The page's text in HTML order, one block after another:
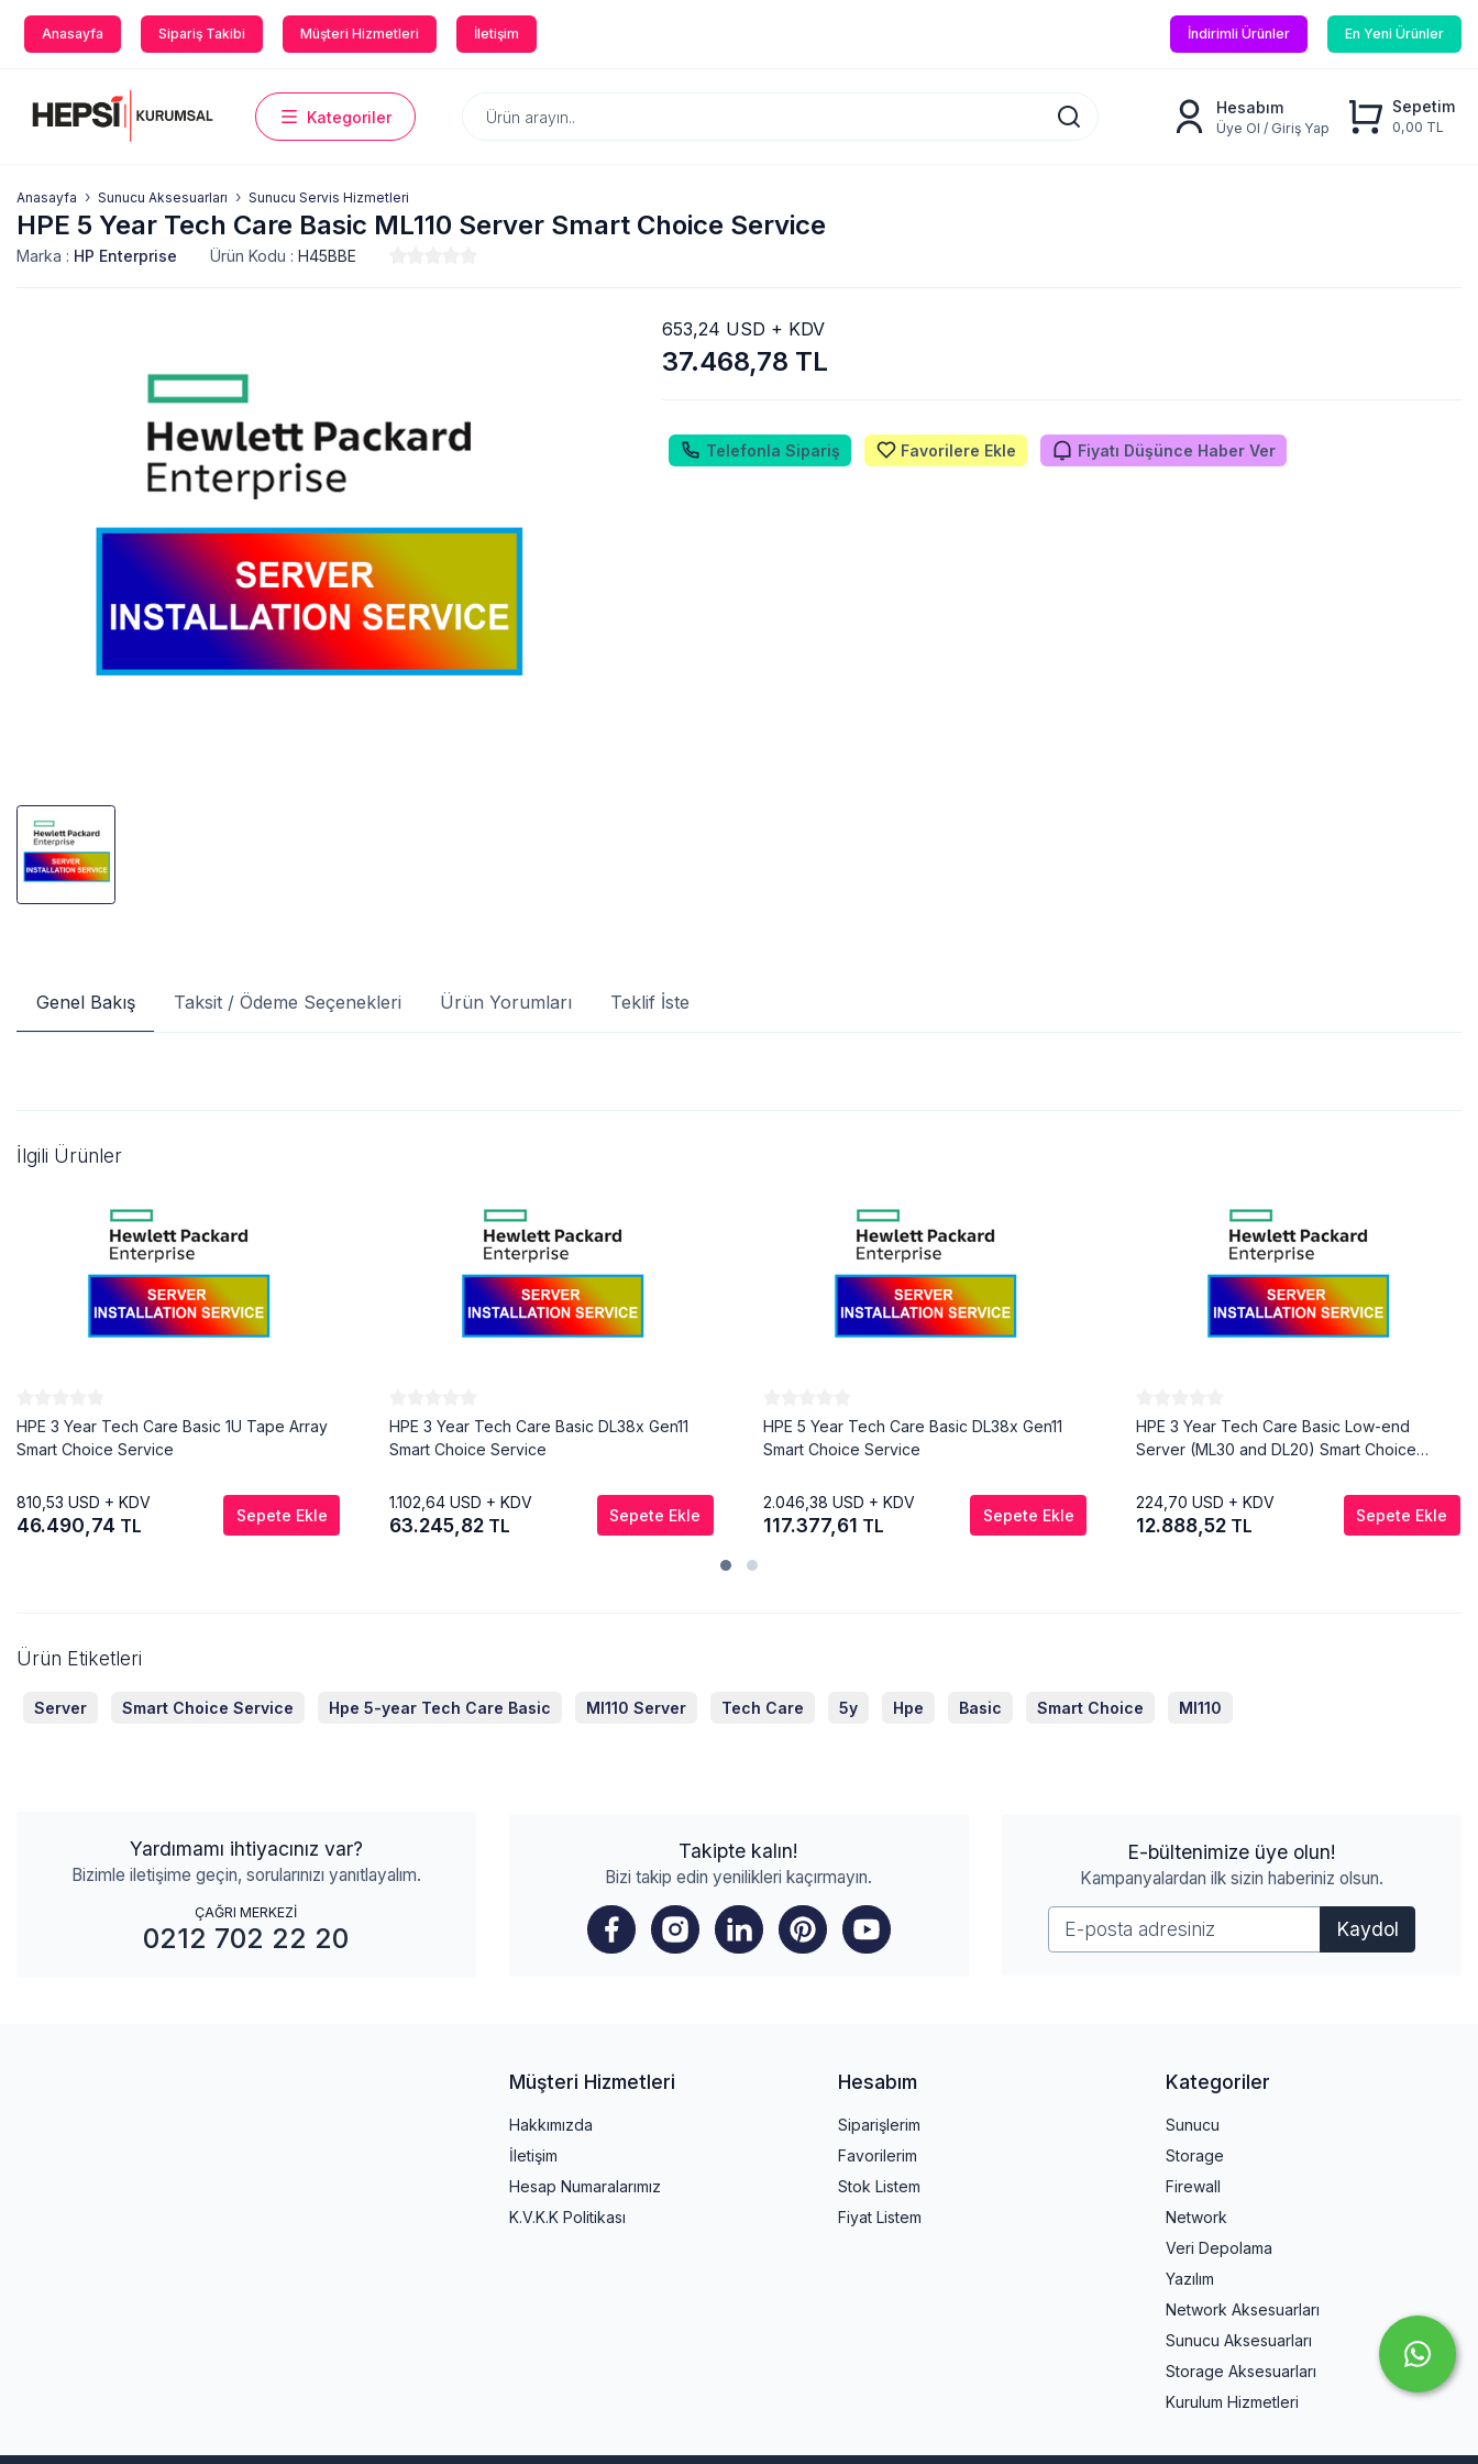
Anasayfa Sipariş Takibi Müşteri Hizmetleri İletişim İndirimli Ürünler En Yeni Ürünler
Kategoriler
Hesabım
Üye Ol / Giriş Yap
Sepetim
0,00 TL
Anasayfa Sunucu Aksesuarları Sunucu Servis Hizmetleri
HPE 5 Year Tech Care Basic ML110 Server Smart Choice Service
Marka : HP Enterprise Ürün Kodu : H45BBE
37.468,78 TL
653,24 USD + KDV
Telefonla Sipariş Favorilere Ekle Fiyatı Düşünce Haber Ver
Genel Bakış Taksit / Ödeme Seçenekleri Ürün Yorumları Teklif İste
İlgili Ürünler
HPE 3 Year Tech Care Basic 1U Tape Array
Smart Choice Service
810,53 USD + KDV
46.490,74 TL Sepete Ekle
HPE 3 Year Tech Care Basic DL38x Gen11
Smart Choice Service
1.102,64USD + KDV
63.245,82 TL Sepete Ekle
HPE 5 Year Tech Care Basic DL38x Gen11
Smart Choice Service
2.046,38 USD + KDV
117.377,61 TL Sepete Ekle
HPE 3 Year Tech Care Basic Low-end
Server (ML30 and DL20) Smart Choice
224,70USD + KDV
12.888,52 TL Sepete Ekle
Ürün Etiketleri
Server Smart Choice Service Hpe 5-year Tech Care Basic Ml110 Server Tech Care 5y Hpe Basic Smart Choice Ml110
Yardımamı ihtiyacınız var?
Bizimle iletişime geçin, sorularınızı yanıtlayalım.
ÇAĞRI MERKEZİ
0212 702 22 20
Takipte kalın!
Bizi takip edin yenilikleri kaçırmayın.
E-bültenimize üye olun!
Kampanyalardan ilk sizin haberiniz olsun.
Kaydol
Müşteri Hizmetleri
Hakkımızda
İletişim
Hesap Numaralarımız
K.V.K.K Politikası
Hesabım
Siparişlerim
Favorilerim
Stok Listem
Fiyat Listem
Kategoriler
Sunucu
Storage
Firewall
Network
Veri Depolama
Yazılım
Network Aksesuarları
Sunucu Aksesuarları
Storage Aksesuarları
Kurulum Hizmetleri